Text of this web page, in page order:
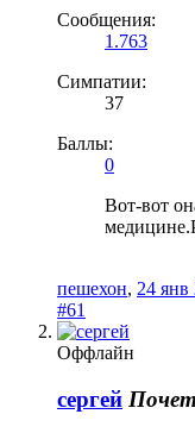
Сообщения:
1.763
Симпатии:
37
Баллы:
0
Вот-вот
пешехон, 24 янв
#61
Оффлайн
сергей